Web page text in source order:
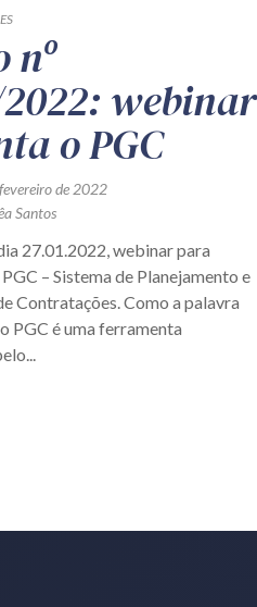
nº
webinar
o PGC
de 2022
Santos
27.01.2022, webinar para
– Sistema de Planejamento e
Contratações. Como a palavra
PGC é uma ferramenta